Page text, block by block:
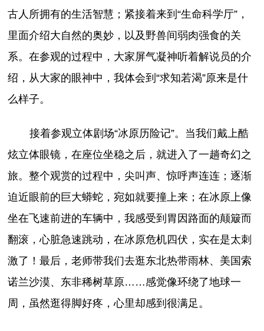
古人所拥有的生活智慧；紧接着来到“生命科学厅”，
里面介绍大自然的奥妙，以及野兽间弱肉强食的关
系。在参观的过程中，大家屏气凝神听着解说员的介
绍，从大家的眼神中，我体会到“求知若渴”原来是什
么样子。
接着参观立体剧场“冰原历险记”。当我们戴上酷
炫立体眼镜，在座位坐稳之后，就进入了一趟奇幻之
旅。整个观赏的过程中，尖叫声、惊呼声连连；逐渐
迫近眼前的巨大蟒蛇，宛如就要撞上来；在冰原上像
坐在飞速前进的车辆中，我感受到胃因路面的颠簸而
翻滚，心脏急速跳动，在冰原危机四伏，实在是太刺
激了！最后，老师带我们去逛东北热带雨林、美国索
诺兰沙漠、东非稀树草原……感觉像环绕了地球一
周，虽然逛得脚好疼，心里却感到很满足。